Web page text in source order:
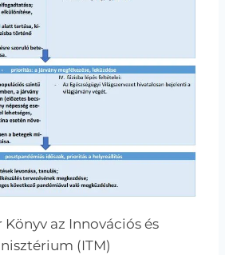
az Innovációs és
(ITM)